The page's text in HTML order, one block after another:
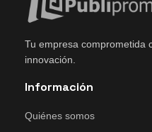
Tu empresa comprometida
innovación.
Información
Quiénes somos